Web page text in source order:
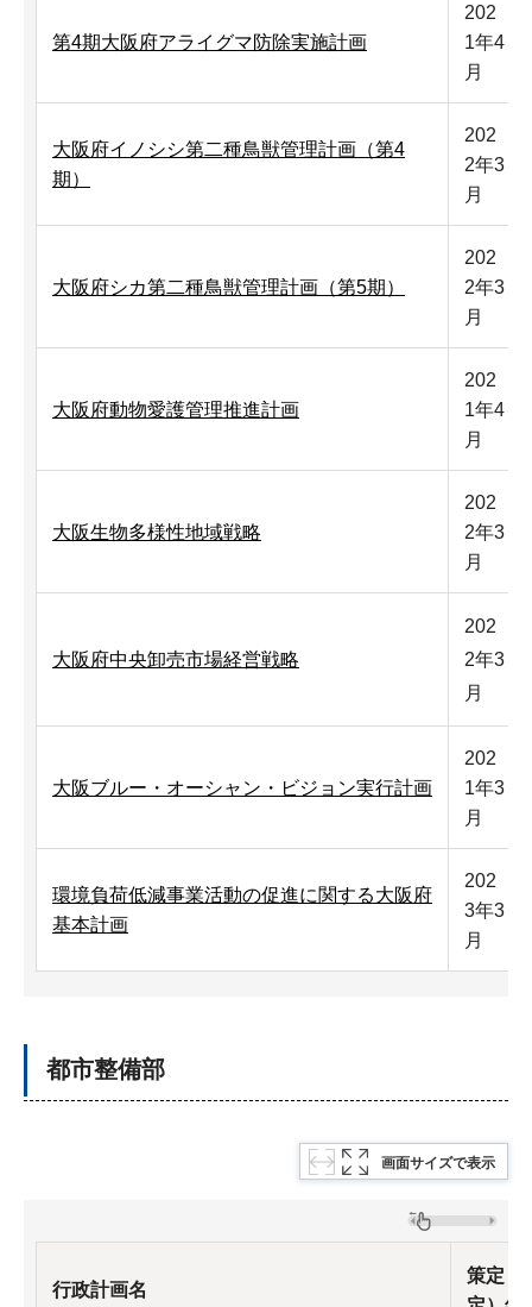
第4期大阪府アライグマ防除実施計画
202
1年4
月
大阪府イノシシ第二種鳥獣管理計画（第4
期）
202
2年3
月
大阪府シカ第二種鳥獣管理計画（第5期）
202
2年3
月
大阪府動物愛護管理推進計画
202
1年4
月
大阪生物多様性地域戦略
202
2年3
月
大阪府中央卸売市場経営戦略
202
2年3
月
大阪ブルー・オーシャン・ビジョン実行計画
202
1年3
月
環境負荷低減事業活動の促進に関する大阪府
基本計画
202
3年3
月
都市整備部
画面サイズで表示
行政計画名
策定（